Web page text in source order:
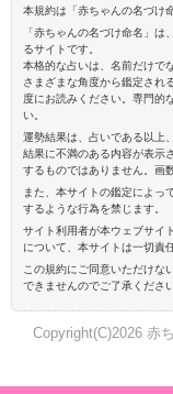
本規約は「赤ちゃんの名づけ
「赤ちゃんの名づけ命名」
るサイトです。
本格的な占いは、名前だけで
さまざまな角度から鑑定され
度にお読みください。専門的
い。
運勢結果は、占いである以上
結果に不満のある内容が表示
するものではありません。画
また、本サイトの鑑定によっ
するような行為を禁じます。
サイト利用者が本ウェブサイ
について、本サイトは一切責
この規約にご同意いただけな
できませんのでご了承ください
Copyright(C)2026 赤